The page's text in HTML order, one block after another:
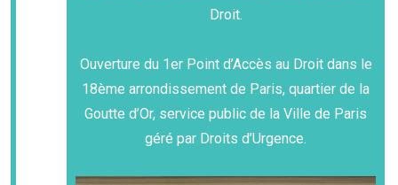
Droit.
Ouverture du 1er Point d’Accès au Droit dans le
18ème arrondissement de Paris, quartier de la
Goutte d’Or, service public de la Ville de Paris
géré par Droits d’Urgence.